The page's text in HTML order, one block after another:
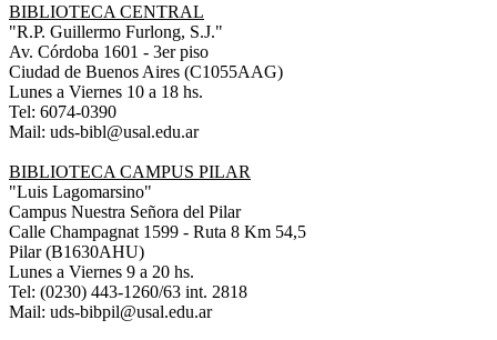
BIBLIOTECA CENTRAL
"R.P. Guillermo Furlong, S.J."
Av. Córdoba 1601 - 3er piso
Ciudad de Buenos Aires (C1055AAG)
Lunes a Viernes 10 a 18 hs.
Tel: 6074-0390
Mail: uds-bibl@usal.edu.ar
BIBLIOTECA CAMPUS PILAR
"Luis Lagomarsino"
Campus Nuestra Señora del Pilar
Calle Champagnat 1599 - Ruta 8 Km 54,5
Pilar (B1630AHU)
Lunes a Viernes 9 a 20 hs.
Tel: (0230) 443-1260/63 int. 2818
Mail: uds-bibpil@usal.edu.ar